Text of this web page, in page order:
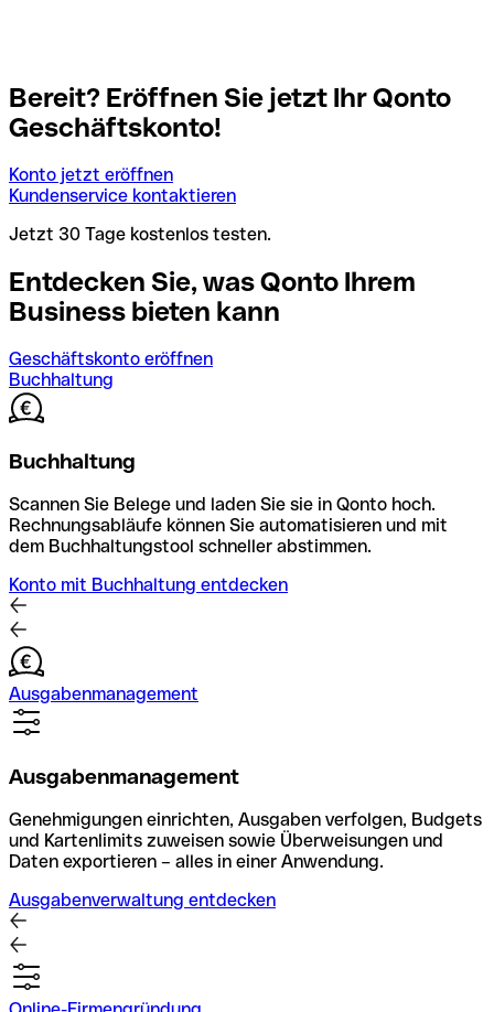
Bereit? Eröffnen Sie jetzt Ihr Qonto
Geschäftskonto!
Konto jetzt eröffnen
Kundenservice kontaktieren
Jetzt 30 Tage kostenlos testen.
Entdecken Sie, was Qonto Ihrem
Business bieten kann
Geschäftskonto eröffnen
Buchhaltung
Buchhaltung
Scannen Sie Belege und laden Sie sie in Qonto hoch.
Rechnungsabläufe können Sie automatisieren und mit
dem Buchhaltungstool schneller abstimmen.
Konto mit Buchhaltung entdecken
Ausgabenmanagement
Ausgabenmanagement
Genehmigungen einrichten, Ausgaben verfolgen, Budgets
und Kartenlimits zuweisen sowie Überweisungen und
Daten exportieren – alles in einer Anwendung.
Ausgabenverwaltung entdecken